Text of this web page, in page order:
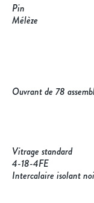
Pin
Mélèze
Ouvrant de 78
Vitrage standard
4-18-4FE
Intercalaire isolant